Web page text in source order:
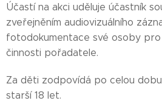
Účastí na akci uděluje účastník
zveřejněním audiovizuálního
fotodokumentace své osoby
činnosti pořadatele.
Za děti zodpovídá po celou
starší 18 let.